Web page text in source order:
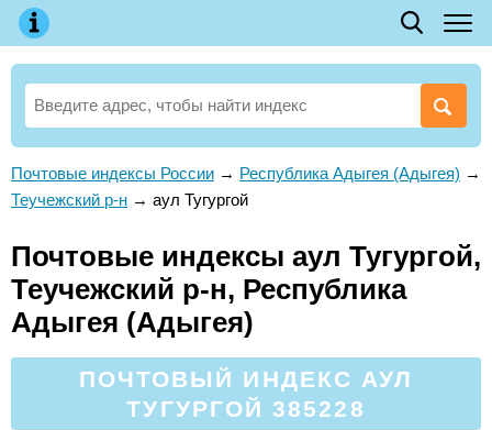
Почтовые индексы России → Республика Адыгея (Адыгея) →
Теучежский р-н → аул Тугургой
Почтовые индексы аул Тугургой,
Теучежский р-н, Республика
Адыгея (Адыгея)
ПОЧТОВЫЙ ИНДЕКС АУЛ
ТУГУРГОЙ 385228